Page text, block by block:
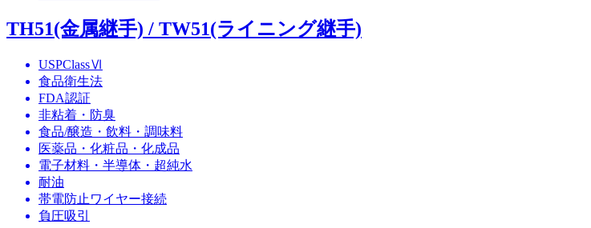
TH51(金属継手) / TW51(ライニング継手)
USPClassⅥ
食品衛生法
FDA認証
非粘着・防臭
食品/醸造・飲料・調味料
医薬品・化粧品・化成品
電子材料・半導体・超純水
耐油
帯電防止ワイヤー接続
負圧吸引